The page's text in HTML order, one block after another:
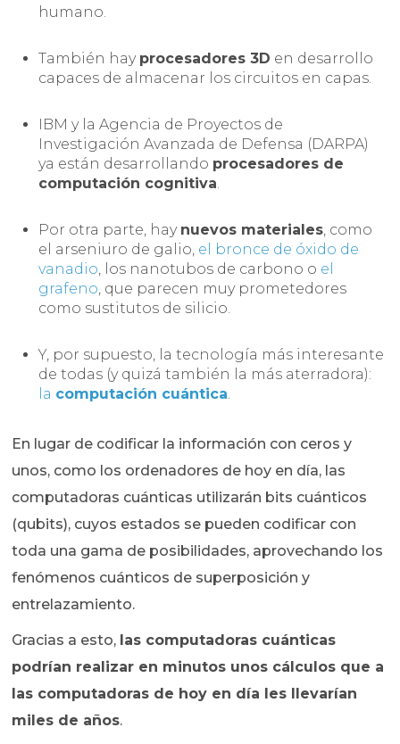
humano.
También hay procesadores 3D en desarrollo
capaces de almacenar los circuitos en capas.
IBM y la Agencia de Proyectos de
Investigación Avanzada de Defensa (DARPA)
ya están desarrollando procesadores de
computación cognitiva.
Por otra parte, hay nuevos materiales, como
el arseniuro de galio, el bronce de óxido de
vanadio, los nanotubos de carbono o el
grafeno, que parecen muy prometedores
como sustitutos de silicio.
Y, por supuesto, la tecnología más interesante
de todas (y quizá también la más aterradora):
la computación cuántica.
En lugar de codificar la información con ceros y
unos, como los ordenadores de hoy en día, las
computadoras cuánticas utilizarán bits cuánticos
(qubits), cuyos estados se pueden codificar con
toda una gama de posibilidades, aprovechando los
fenómenos cuánticos de superposición y
entrelazamiento.
Gracias a esto, las computadoras cuánticas
podrían realizar en minutos unos cálculos que a
las computadoras de hoy en día les llevarían
miles de años.